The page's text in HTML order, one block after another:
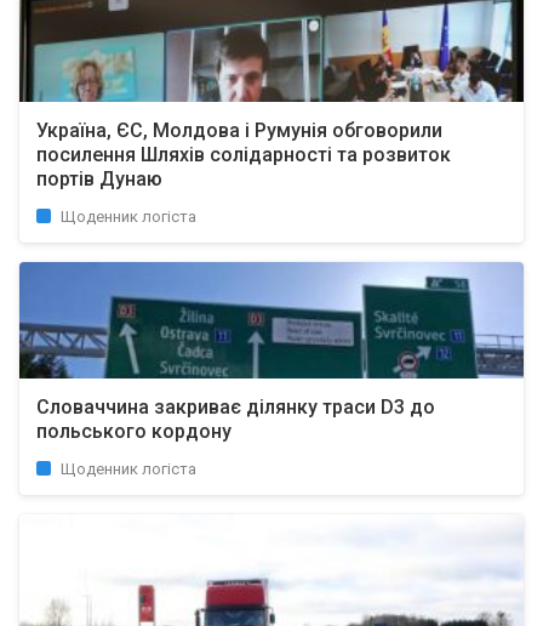
Україна, ЄС, Молдова і Румунія обговорили
посилення Шляхів солідарності та розвиток
портів Дунаю
Щоденник логіста
Словаччина закриває ділянку траси D3 до
польського кордону
Щоденник логіста